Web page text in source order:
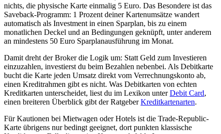
nichts, die physische Karte einmalig 5 Euro. Das Besondere ist das
Saveback-Programm: 1 Prozent deiner Kartenumsätze wandert
automatisch als Investment in einen Sparplan, bis zu einem
monatlichen Deckel und an Bedingungen geknüpft, unter anderem
an mindestens 50 Euro Sparplanausführung im Monat.
Damit dreht der Broker die Logik um: Statt Geld zum Investieren
einzuzahlen, investierst du beim Bezahlen nebenbei. Als Debitkarte
bucht die Karte jeden Umsatz direkt vom Verrechnungskonto ab,
einen Kreditrahmen gibt es nicht. Was Debitkarten von echten
Kreditkarten unterscheidet, liest du im Lexikon unterDebit Card,
einen breiteren Überblick gibt der RatgeberKreditkartenarten.
Für Kautionen bei Mietwagen oder Hotels ist die Trade-Republic-
Karte übrigens nur bedingt geeignet, dort punkten klassische